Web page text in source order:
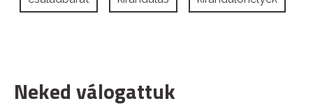
Neked válogattuk